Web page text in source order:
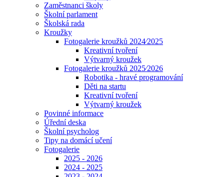
Zaměstnanci školy
Školní parlament
Školská rada
Kroužky
Fotogalerie kroužků 2024⁄2025
Kreativní tvoření
Výtvarný kroužek
Fotogalerie kroužků 2025⁄2026
Robotika - hravé programování
Děti na startu
Kreativní tvoření
Výtvarný kroužek
Povinné informace
Úřední deska
Školní psycholog
Tipy na domácí učení
Fotogalerie
2025 - 2026
2024 - 2025